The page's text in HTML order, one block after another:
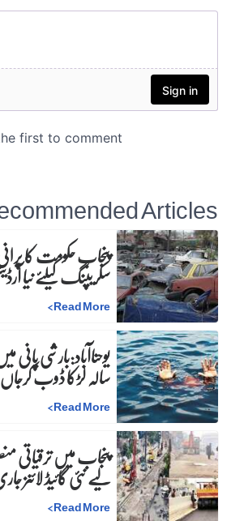
Articles
پنجاب حکومت کا
سکریپنگ کیلئے نیا
Read More
>
سالہ لڑکا ڈوب
Read More
>
پنجاب میں
لیے نئی گائیڈ لائنز
Read More
>